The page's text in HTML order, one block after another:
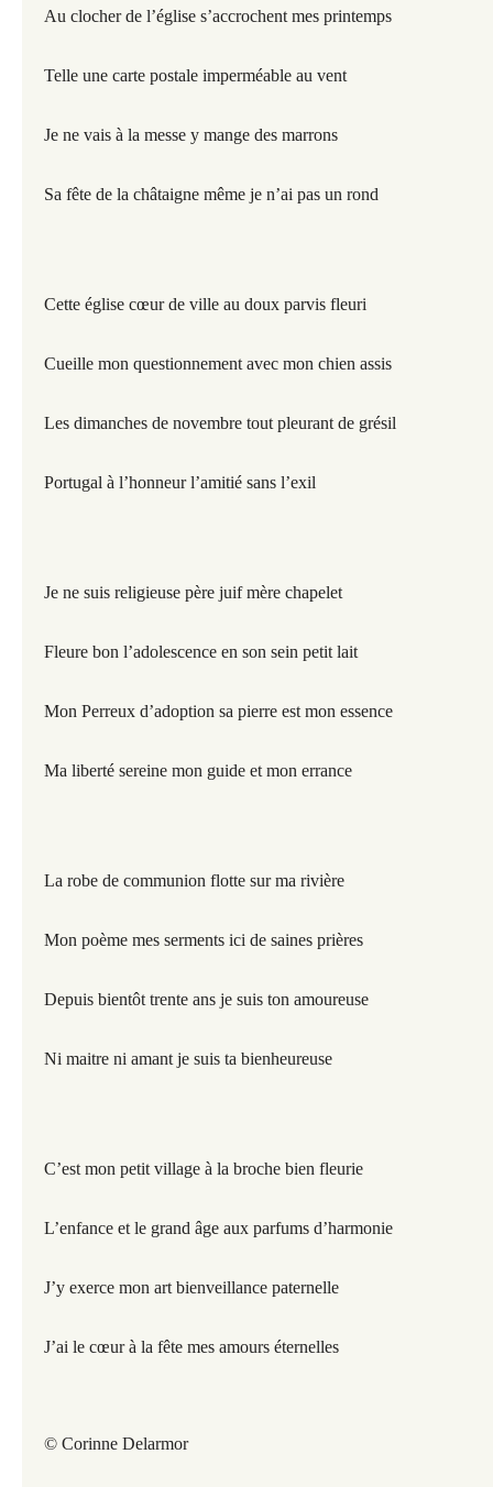
Au clocher de l’église s’accrochent mes printemps
Telle une carte postale imperméable au vent
Je ne vais à la messe y mange des marrons
Sa fête de la châtaigne même je n’ai pas un rond
Cette église cœur de ville au doux parvis fleuri
Cueille mon questionnement avec mon chien assis
Les dimanches de novembre tout pleurant de grésil
Portugal à l’honneur l’amitié sans l’exil
Je ne suis religieuse père juif mère chapelet
Fleure bon l’adolescence en son sein petit lait
Mon Perreux d’adoption sa pierre est mon essence
Ma liberté sereine mon guide et mon errance
La robe de communion flotte sur ma rivière
Mon poème mes serments ici de saines prières
Depuis bientôt trente ans je suis ton amoureuse
Ni maitre ni amant je suis ta bienheureuse
C’est mon petit village à la broche bien fleurie
L’enfance et le grand âge aux parfums d’harmonie
J’y exerce mon art bienveillance paternelle
J’ai le cœur à la fête mes amours éternelles
© Corinne Delarmor